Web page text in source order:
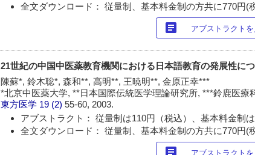
全文ダウンロード： 従量制、基本料金制の方共に770円(
article アブストラクト
21世紀の中国中医薬教育機関における日本語教育の発展性に
陳蘇*, 鈴木聡*, 森和**, 高明**, 王暁明**, 金原正幸***
*北京中医薬大学, **日本国際伝統医学理論研究所, ***鈴鹿医療
東方医学 19 (2)55-60, 2003.
アブストラクト： 従量制は110円（税込）、基本料金制
全文ダウンロード： 従量制、基本料金制の方共に770円(
アブストラクト